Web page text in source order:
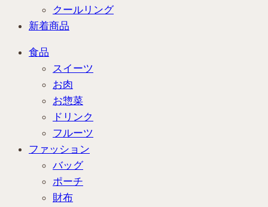
クールリング
新着商品
食品
スイーツ
お肉
お惣菜
ドリンク
フルーツ
ファッション
バッグ
ポーチ
財布